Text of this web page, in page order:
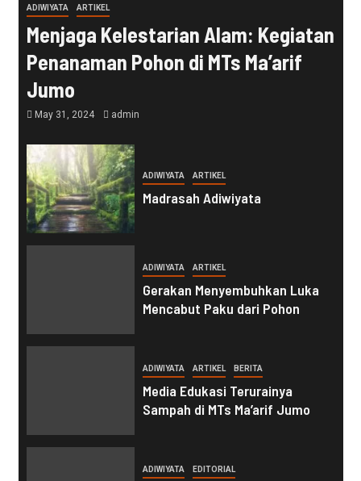
ADIWIYATA ARTIKEL
Menjaga Kelestarian Alam: Kegiatan
Penanaman Pohon di MTs Ma’arif
Jumo
May 31, 2024 admin
ADIWIYATA ARTIKEL
Madrasah Adiwiyata
ADIWIYATA ARTIKEL
Gerakan Menyembuhkan Luka
Mencabut Paku dari Pohon
ADIWIYATA ARTIKEL BERITA
Media Edukasi Terurainya
Sampah di MTs Ma’arif Jumo
ADIWIYATA EDITORIAL